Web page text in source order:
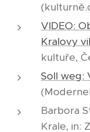
VIDEO:
Kralovy
kultuře,
Soll weg:
Barbora
Krale, in: